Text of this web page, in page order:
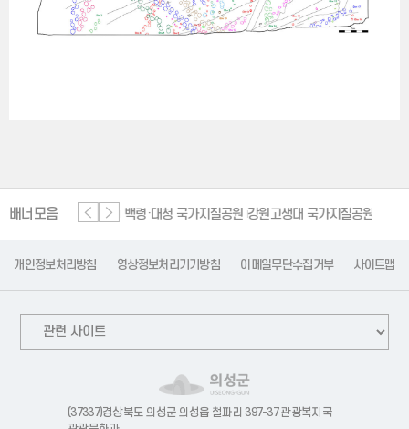
배너모음
단양 세계지질공원 백령·대청 국가지질공원 강원고생대 국가지질공원
개인정보처리방침 영상정보처리기기방침 이메일무단수집거부 사이트맵
(37337)경상북도 의성군 의성읍 철파리 397-37 관광복지국